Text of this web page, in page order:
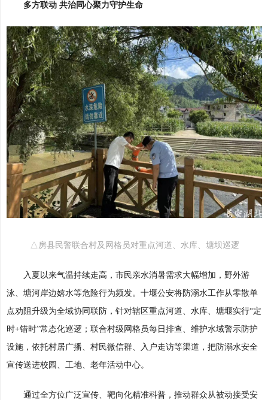
多方联动 共治同心聚力守护生命
△房县民警联合村及网格员对重点河道、水库、塘坝巡逻
入夏以来气温持续走高，市民亲水消暑需求大幅增加，野外游
泳、塘河岸边嬉水等危险行为频发。十堰公安将防溺水工作从零散单
点劝阻升级为全域协同联防，针对辖区重点河道、水库、塘堰实行“定
时+错时”常态化巡逻；联合村级网格员每日排查、维护水域警示防护
设施，依托村居广播、村民微信群、入户走访等渠道，把防溺水安全
宣传送进校园、工地、老年活动中心。
通过全方位广泛宣传、靶向化精准科普，推动群众从被动接受安